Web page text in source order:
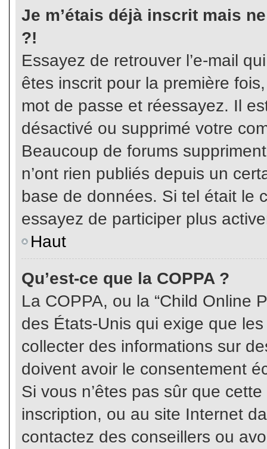
Je m’étais déjà inscrit mais
?!
Essayez de retrouver l’e-mail
êtes inscrit pour la première
mot de passe et réessayez. Il
désactivé ou supprimé votre
Beaucoup de forums
n’ont rien publiés depuis un
base de données. Si tel était le
essayez de participer plus
Haut
Qu’est-ce que la COPPA ?
La COPPA, ou la “Child Online
des États-Unis qui exige que
collecter des informations sur
doivent avoir le consentement
Si vous n’êtes pas sûr que
inscription, ou au site Internet
contactez des conseillers ou